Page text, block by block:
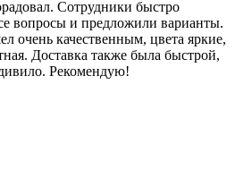
Сотрудники быстро
вопросы и предложили варианты.
очень качественным, цвета яркие,
Доставка также была быстрой,
Рекомендую!